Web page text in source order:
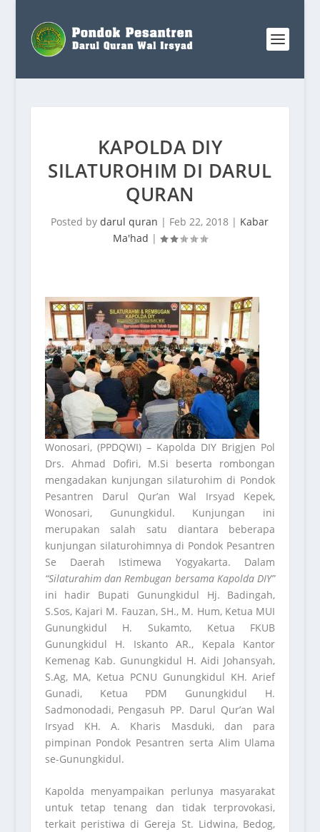
KAPOLDA DIY
SILATUROHIM DI DARUL
QURAN
Posted bydarul quran | Feb 22, 2018 | Kabar
Ma'had |
Wonosari, (PPDQWI) – Kapolda DIY Brigjen Pol
Drs. Ahmad Dofiri, M.Si beserta rombongan
mengadakan kunjungan silaturohim di Pondok
Pesantren Darul Qur’an Wal Irsyad Kepek,
Wonosari, Gunungkidul. Kunjungan ini
merupakan salah satu diantara beberapa
kunjungan silaturohimnya di Pondok Pesantren
Se Daerah Istimewa Yogyakarta. Dalam
“Silaturahim dan Rembugan bersama Kapolda DIY”
ini hadir Bupati Gunungkidul Hj. Badingah,
S.Sos, Kajari M. Fauzan, SH., M. Hum, Ketua MUI
Gunungkidul H. Sukamto, Ketua FKUB
Gunungkidul H. Iskanto AR., Kepala Kantor
Kemenag Kab. Gunungkidul H. Aidi Johansyah,
S.Ag, MA, Ketua PCNU Gunungkidul KH. Arief
Gunadi, Ketua PDM Gunungkidul H.
Sadmonodadi, Pengasuh PP. Darul Qur’an Wal
Irsyad KH. A. Kharis Masduki, dan para
pimpinan Pondok Pesantren serta Alim Ulama
se-Gunungkidul.
Kapolda menyampaikan perlunya masyarakat
untuk tetap tenang dan tidak terprovokasi,
terkait peristiwa di Gereja St. Lidwina, Bedog,